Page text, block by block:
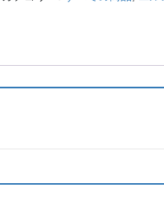
ブ
ロ
エ